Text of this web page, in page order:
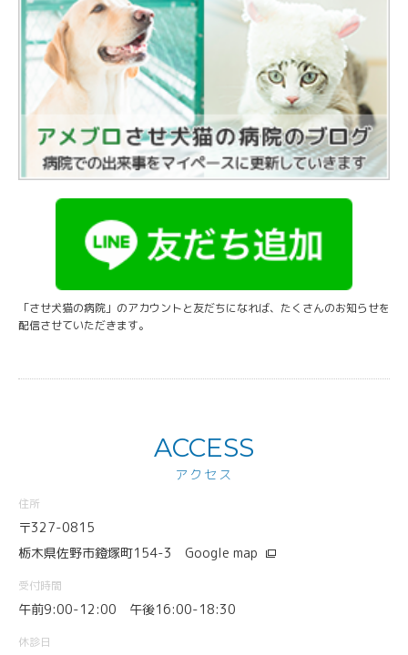
「させ犬猫の病院」のアカウントと友だちになれば、たくさんのお知らせを
配信させていただきます。
ACCESS
アクセス
住所
〒327-0815
栃木県佐野市鐙塚町154-3 Google map
受付時間
午前9:00-12:00 午後16:00-18:30
休診日